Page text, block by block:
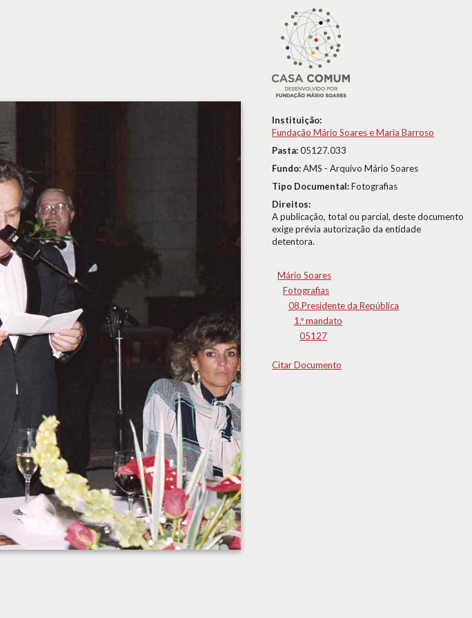
Instituição:
Fundação Mário Soares e Maria Barroso
Pasta:05127.033
Fundo:AMS - Arquivo Mário Soares
Tipo Documental:Fotografias
Direitos:
A publicação, total ou parcial, deste documento
exige prévia autorização da entidade
detentora.
Mário Soares
Fotografias
08.Presidente da República
1.º mandato
05127
Citar Documento